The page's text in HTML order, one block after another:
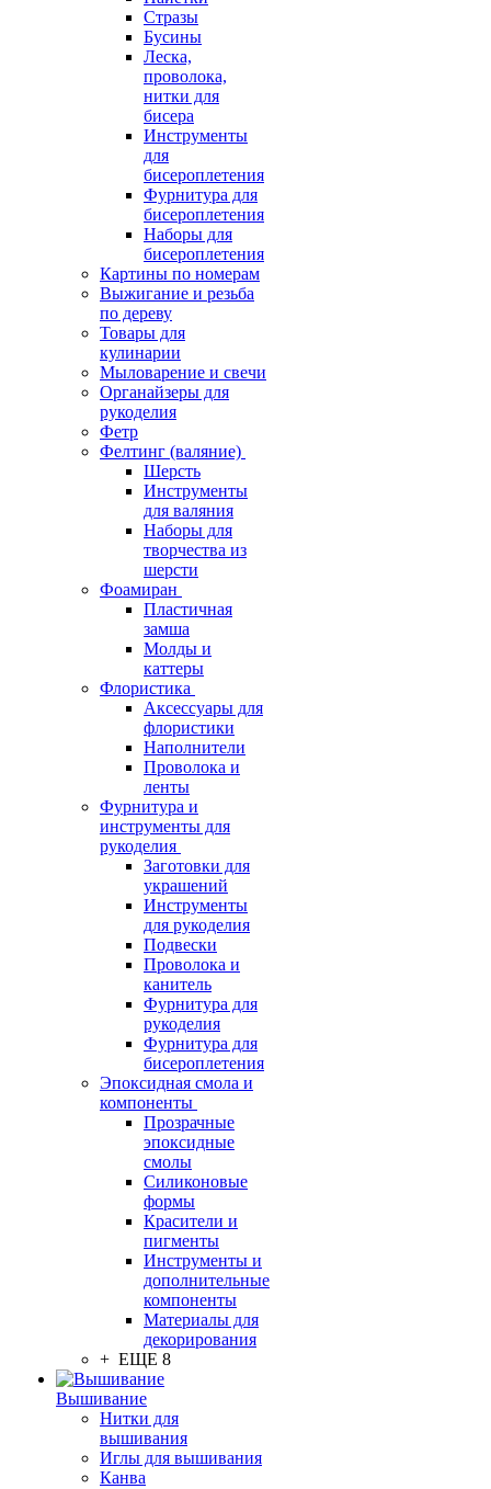
Стразы
Бусины
Леска,
проволока,
нитки для
бисера
Инструменты
для
бисероплетения
Фурнитура для
бисероплетения
Наборы для
бисероплетения
Картины по номерам
Выжигание и резьба
по дереву
Товары для
кулинарии
Мыловарение и свечи
Органайзеры для
рукоделия
Фетр
Фелтинг (валяние)
Шерсть
Инструменты
для валяния
Наборы для
творчества из
шерсти
Фоамиран
Пластичная
замша
Молды и
каттеры
Флористика
Аксессуары для
флористики
Наполнители
Проволока и
ленты
Фурнитура и
инструменты для
рукоделия
Заготовки для
украшений
Инструменты
для рукоделия
Подвески
Проволока и
канитель
Фурнитура для
рукоделия
Фурнитура для
бисероплетения
Эпоксидная смола и
компоненты
Прозрачные
эпоксидные
смолы
Силиконовые
формы
Красители и
пигменты
Инструменты и
дополнительные
компоненты
Материалы для
декорирования
+ ЕЩЕ 8
Вышивание
Нитки для
вышивания
Иглы для вышивания
Канва